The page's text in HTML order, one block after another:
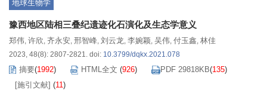
地球生物学
豫西地区陆相三叠纪遗迹化石演化及生态学意义
郑伟, 许欣, 齐永安, 邢智峰, 刘云龙, 李婉颖, 吴伟, 付玉鑫, 林佳
2023, 48(8): 2807-2821. doi: 10.3799/dqkx.2021.078
摘要(1992) HTML全文 (926) PDF 29818KB(135)
[施引文献] (11)